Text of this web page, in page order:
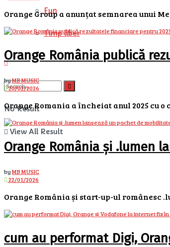
Fun
Timp liber
No Result
View All Result
Orange Group a anunțat semnarea unui
Orange România publică
byMB MUSIC
20/02/2026
Orange Romania a încheiat anul 2025 cu
Orange România și .lumen
byMB MUSIC
22/01/2026
Orange România și start-up-ul românesc
cum au performat Digi,